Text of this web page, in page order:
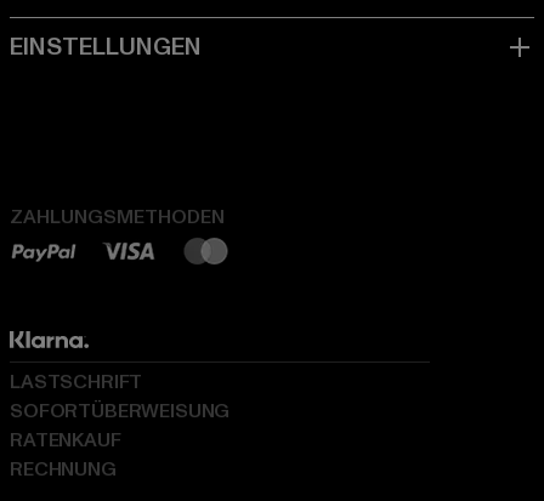
ZAHLUNGSMETHODEN
LASTSCHRIFT
SOFORTÜBERWEISUNG
RATENKAUF
RECHNUNG